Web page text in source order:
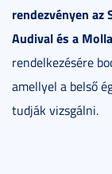
rendezvényen
Audival és a
rendelkezésére
amellyel a belső
tudják vizsgálni.